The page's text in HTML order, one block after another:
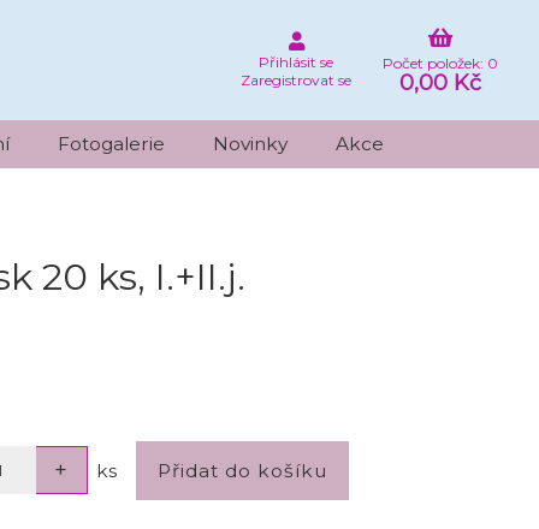
Počet položek: 0
0,00 Kč
Přihlásit se
Zaregistrovat se
Fotogalerie Novinky Akce
20 ks, I.+II.j.
ks